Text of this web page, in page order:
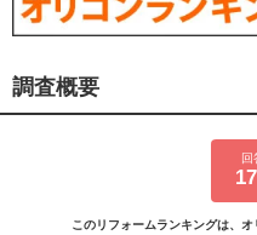
調査概要
このリフォームランキングは、オ